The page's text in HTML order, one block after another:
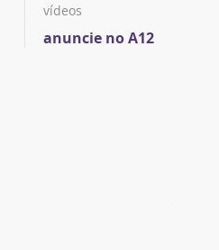
vídeos
anuncie no A12